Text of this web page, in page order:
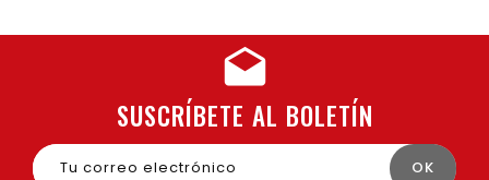
SUSCRÍBETE AL BOLETÍN